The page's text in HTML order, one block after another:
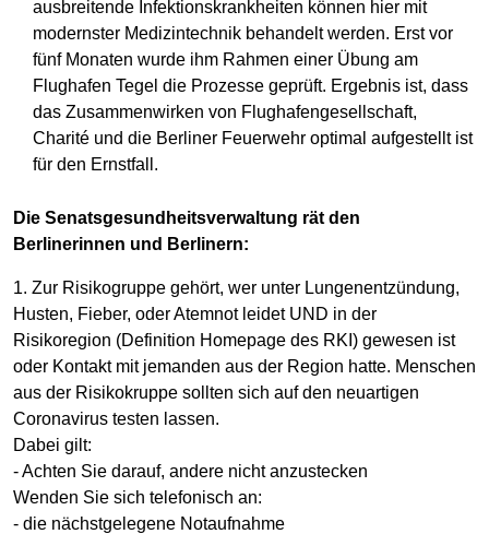
ausbreitende Infektionskrankheiten können hier mit
modernster Medizintechnik behandelt werden. Erst vor
fünf Monaten wurde ihm Rahmen einer Übung am
Flughafen Tegel die Prozesse geprüft. Ergebnis ist, dass
das Zusammenwirken von Flughafengesellschaft,
Charité und die Berliner Feuerwehr optimal aufgestellt ist
für den Ernstfall.
Die Senatsgesundheitsverwaltung rät den
Berlinerinnen und Berlinern:
1. Zur Risikogruppe gehört, wer unter Lungenentzündung,
Husten, Fieber, oder Atemnot leidet UND in der
Risikoregion (Definition Homepage des RKI) gewesen ist
oder Kontakt mit jemanden aus der Region hatte. Menschen
aus der Risikokruppe sollten sich auf den neuartigen
Coronavirus testen lassen.
Dabei gilt:
- Achten Sie darauf, andere nicht anzustecken
Wenden Sie sich telefonisch an:
- die nächstgelegene Notaufnahme